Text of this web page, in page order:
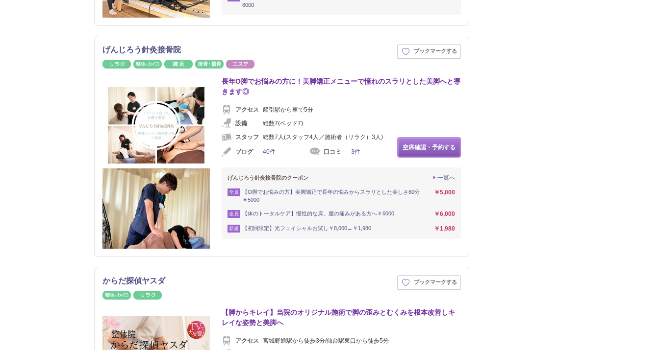
8000
げんじろう針灸接骨院
リラク 整体・カイロ鍼灸 接骨・整骨
ブックマークする
長年O脚でお悩みの方に！美脚矯正メニューで憧れのスラリとした美脚へと導
きます◎
アクセス
船引駅から車で5分
設備
総数7(ベッド7)
スタッフ
総数7人(スタッフ4人／施術者（リラク）3人)
ブログ 40件 口コミ 3件
空席確認・予約する
一覧へ
げんじろう針灸接骨院のクーポン
全員
【O脚でお悩みの方】美脚矯正で長年の悩みからスラリとした美しさ60分
￥5000
￥5,000
全員 【体のトータルケア】慢性的な肩、腰の痛みがある方へ￥6000 ￥6,000
新規 【初回限定】光フェイシャルお試し￥8,000→￥1,980 ￥1,980
からだ探偵ヤスダ
整体・カイロ
ブックマークする
【脚からキレイ】当院のオリジナル施術で脚の歪みとむくみを根本改善しキ
レイな姿勢と美脚へ
アクセス 宮城野通駅から徒歩3分/仙台駅東口から徒歩5分